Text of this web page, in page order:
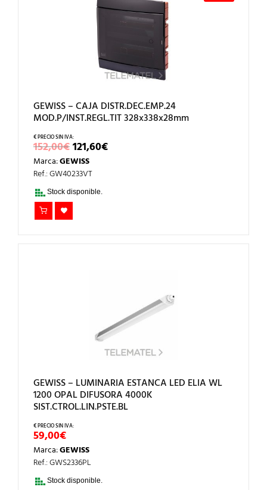
GEWISS – CAJA DISTR.DEC.EMP.24
MOD.P/INST.REGL.TIT 328x338x28mm
152,00€EL
PRECIO
ORIGINAL
ERA:152,00€.
121,60€EL
PRECIO
Marca:GEWISS
Ref.: GW40233VT
Stock disponible.
GEWISS – LUMINARIA ESTANCA LED ELIA WL
1200 OPAL DIFUSORA 4000K
SIST.CTROL.LIN.PSTE.BL
59,00€
Marca:GEWISS
Ref.: GWS2336PL
Stock disponible.